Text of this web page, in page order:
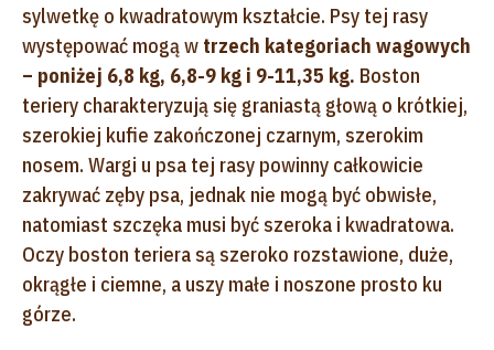
sylwetkę o kwadratowym kształcie. Psy tej rasy
występować mogą w trzech kategoriach wagowych
– poniżej 6,8 kg, 6,8-9 kg i 9-11,35 kg. Boston
teriery charakteryzują się graniastą głową o krótkiej,
szerokiej kufie zakończonej czarnym, szerokim
nosem. Wargi u psa tej rasy powinny całkowicie
zakrywać zęby psa, jednak nie mogą być obwisłe,
natomiast szczęka musi być szeroka i kwadratowa.
Oczy boston teriera są szeroko rozstawione, duże,
okrągłe i ciemne, a uszy małe i noszone prosto ku
górze.